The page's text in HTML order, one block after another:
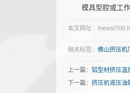
模具型腔或工
本文网址：/news/
相关标签：佛山挤压机
上一篇：铝型材挤压温
下一篇：挤压机液压油